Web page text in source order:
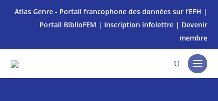
Atlas Genre - Portail francophone des données sur l’EFH |
Portail BiblioFEM | Inscription infolettre| Devenir
membre